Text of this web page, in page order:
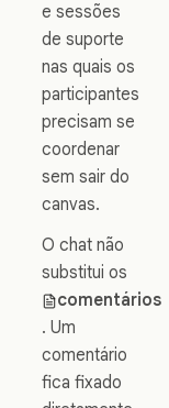
e sessões
de suporte
nas quais os
participantes
precisam se
coordenar
sem sair do
canvas.
O chat não
substitui os
comentários
. Um
comentário
fica fixado